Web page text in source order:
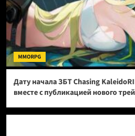
MMORPG
Дату начала ЗБТ Chasing
вместе с публикацией нового